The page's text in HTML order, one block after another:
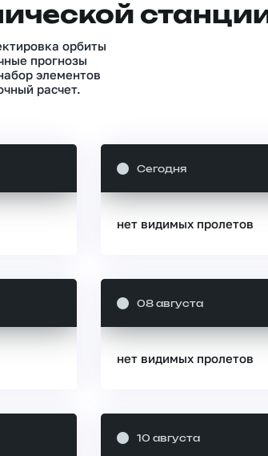
орбиты
прогнозы
элементов
расчет.
Сегодня
нет видимых пролетов
08 августа
нет видимых пролетов
10 августа